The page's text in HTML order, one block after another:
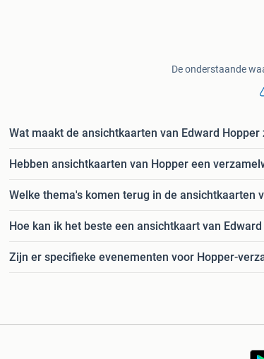
De onderstaande
Wat maakt de ansichtkaarten van Edward Hopper
Hebben ansichtkaarten van Hopper een
Welke thema's komen terug in de ansichtkaarten
Hoe kan ik het beste een ansichtkaart van
Zijn er specifieke evenementen voor Hopper-